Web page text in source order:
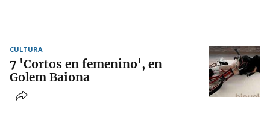
CULTURA
7 'Cortos en femenino', en
Golem Baiona